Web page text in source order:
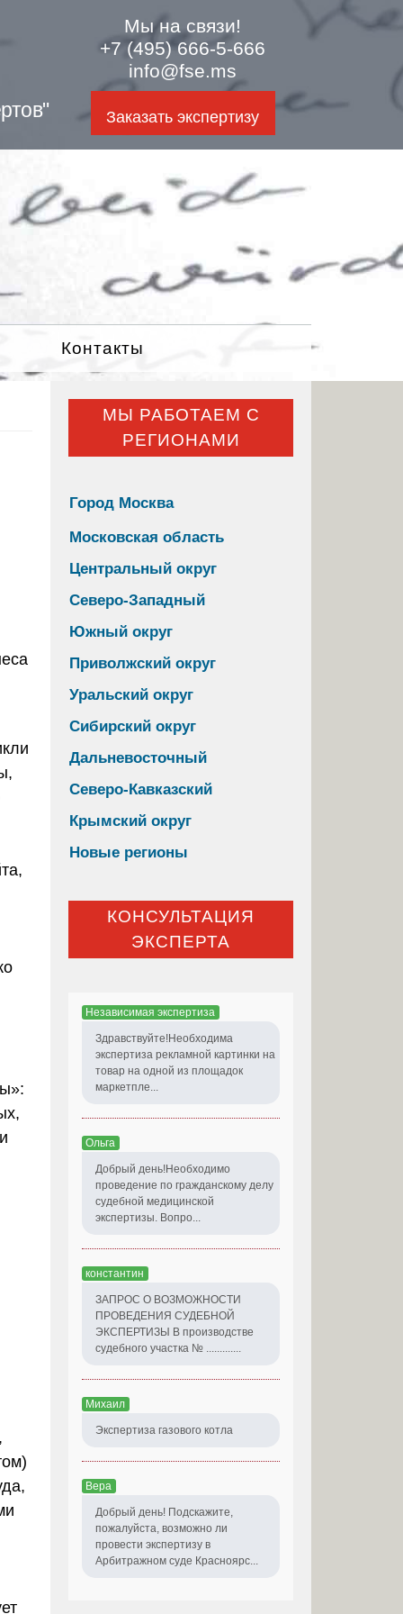
Мы на связи!
+7 (495) 666-5-666
info@fse.ms
Заказать экспертизу
Контакты
МЫ РАБОТАЕМ С
РЕГИОНАМИ
Город Москва
Московская область
Центральный округ
Северо-Западный
Южный округ
Приволжский округ
Уральский округ
Сибирский округ
Дальневосточный
Северо-Кавказский
Крымский округ
Новые регионы
КОНСУЛЬТАЦИЯ
ЭКСПЕРТА
Независимая экспертиза
Здравствуйте!Необходима
экспертиза рекламной картинки на
товар на одной из площадок
маркетпле...
Ольга
Добрый день!Необходимо
проведение по гражданскому делу
судебной медицинской
экспертизы. Вопро...
константин
ЗАПРОС О ВОЗМОЖНОСТИ
ПРОВЕДЕНИЯ СУДЕБНОЙ
ЭКСПЕРТИЗЫ В производстве
судебного участка № .............
Михаил
Экспертиза газового котла
Вера
Добрый день! Подскажите,
пожалуйста, возможно ли
провести экспертизу в
Арбитражном суде Красноярс...